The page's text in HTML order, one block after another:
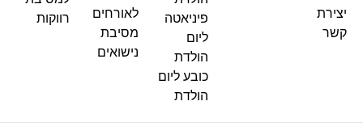
יצירת
קשר
פיניאטה
ליום
הולדת
כובע ליום
הולדת
לאורחים
מסיבת
נישואים
רווקות